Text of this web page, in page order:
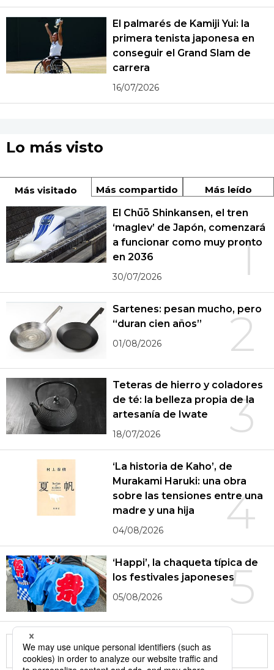
El palmarés de Kamiji Yui: la
primera tenista japonesa en
conseguir el Grand Slam de
carrera
16/07/2026
Lo más visto
Más visitado Más compartido Más leído
1
El Chūō Shinkansen, el tren
‘maglev’ de Japón, comenzará
a funcionar como muy pronto
en 2036
30/07/2026
2
Sartenes: pesan mucho, pero
“duran cien años”
01/08/2026
3
Teteras de hierro y coladores
de té: la belleza propia de la
artesanía de Iwate
18/07/2026
4
‘La historia de Kaho’, de
Murakami Haruki: una obra
sobre las tensiones entre una
madre y una hija
04/08/2026
5
‘Happi’, la chaqueta típica de
los festivales japoneses
05/08/2026
More in this series